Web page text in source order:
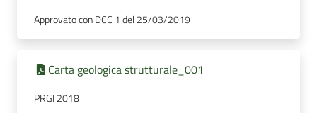
Approvato con DCC 1 del 25/03/2019
Carta geologica strutturale_001
PRGI 2018